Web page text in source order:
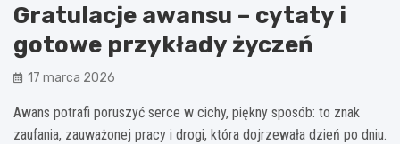
Gratulacje awansu – cytaty i
gotowe przykłady życzeń
17 marca 2026
Awans potrafi poruszyć serce w cichy, piękny sposób: to znak
zaufania, zauważonej pracy i drogi, która dojrzewała dzień po dniu.